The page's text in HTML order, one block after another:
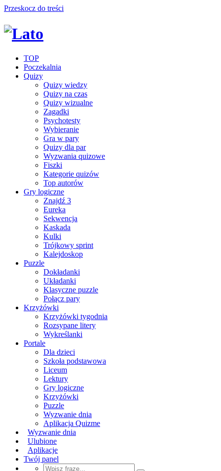
Przeskocz do treści
TOP
Poczekalnia
Quizy
Quizy wiedzy
Quizy na czas
Quizy wizualne
Zagadki
Psychotesty
Wybieranie
Gra w pary
Quizy dla par
Wyzwania quizowe
Fiszki
Kategorie quizów
Top autorów
Gry logiczne
Znajdź 3
Eureka
Sekwencja
Kaskada
Kulki
Trójkowy sprint
Kalejdoskop
Puzzle
Dokładanki
Układanki
Klasyczne puzzle
Połącz pary
Krzyżówki
Krzyżówki tygodnia
Rozsypane litery
Wykreślanki
Portale
Dla dzieci
Szkoła podstawowa
Liceum
Lektury
Gry logiczne
Krzyżówki
Puzzle
Wyzwanie dnia
Aplikacja Quizme
Wyzwanie dnia
Ulubione
Aplikacje
Twój panel